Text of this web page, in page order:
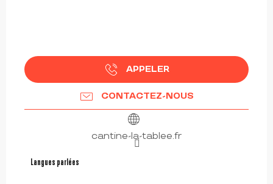
APPELER
CONTACTEZ-NOUS
cantine-la-tablee.fr
Langues parlées
Langues parlées